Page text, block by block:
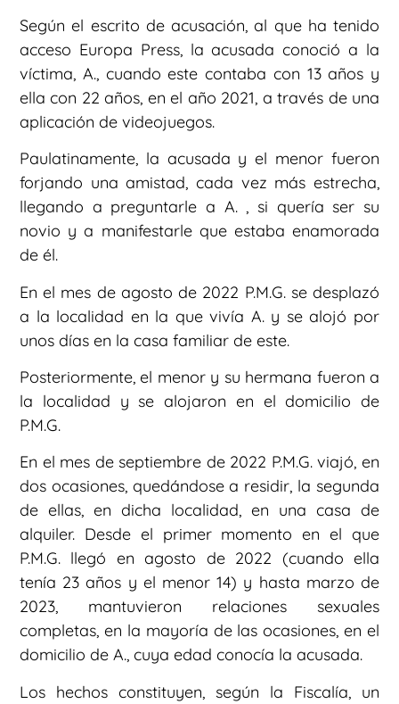
Según el escrito de acusación, al que ha tenido
acceso Europa Press, la acusada conoció a la
víctima, A., cuando este contaba con 13 años y
ella con 22 años, en el año 2021, a través de una
aplicación de videojuegos.
Paulatinamente, la acusada y el menor fueron
forjando una amistad, cada vez más estrecha,
llegando a preguntarle a A. , si quería ser su
novio y a manifestarle que estaba enamorada
de él.
En el mes de agosto de 2022 P.M.G. se desplazó
a la localidad en la que vivía A. y se alojó por
unos días en la casa familiar de este.
Posteriormente, el menor y su hermana fueron a
la localidad y se alojaron en el domicilio de
P.M.G.
En el mes de septiembre de 2022 P.M.G. viajó, en
dos ocasiones, quedándose a residir, la segunda
de ellas, en dicha localidad, en una casa de
alquiler. Desde el primer momento en el que
P.M.G. llegó en agosto de 2022 (cuando ella
tenía 23 años y el menor 14) y hasta marzo de
2023, mantuvieron relaciones sexuales
completas, en la mayoría de las ocasiones, en el
domicilio de A., cuya edad conocía la acusada.
Los hechos constituyen, según la Fiscalía, un